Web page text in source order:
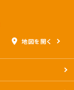
地図を開く